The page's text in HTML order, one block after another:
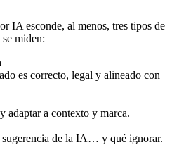
IA esconde, al menos, tres tipos de
miden:
es correcto, legal y alineado con
adaptar a contexto y marca.
de la IA… y qué ignorar.